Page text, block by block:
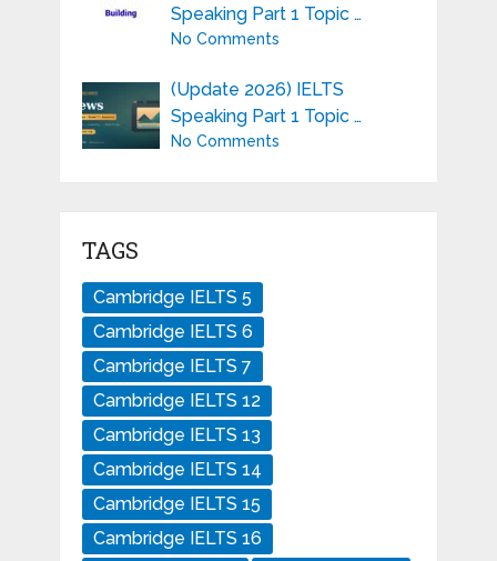
Speaking Part 1 Topic …
No Comments
(Update 2026) IELTS
Speaking Part 1 Topic …
No Comments
TAGS
Cambridge IELTS 5
Cambridge IELTS 6
Cambridge IELTS 7
Cambridge IELTS 12
Cambridge IELTS 13
Cambridge IELTS 14
Cambridge IELTS 15
Cambridge IELTS 16